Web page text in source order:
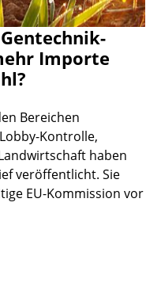
Importe
Bereichen
Kontrolle,
haben
veröffentlicht. Sie
EU-Kommission vor